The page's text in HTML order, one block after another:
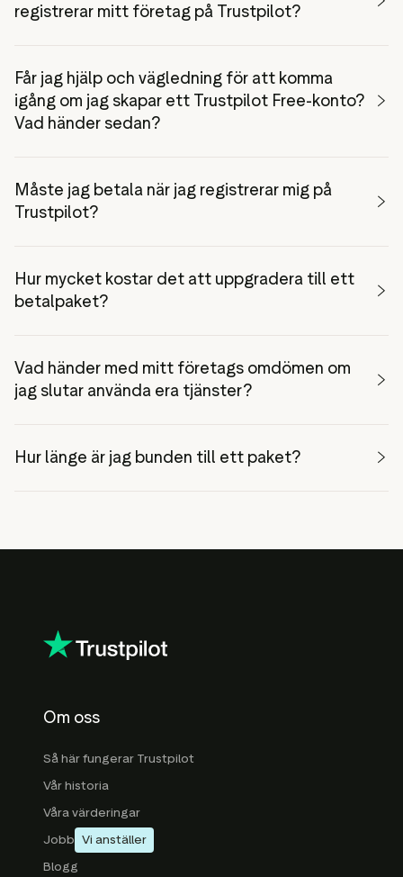
registrerar mitt företag på Trustpilot?
Får jag hjälp och vägledning för att komma
igång om jag skapar ett Trustpilot Free-konto?
Vad händer sedan?
här
Måste jag betala när jag registrerar mig på
Trustpilot?
Hur mycket kostar det att uppgradera till ett
betalpaket?
Vad händer med mitt företags omdömen om
jag slutar använda era tjänster?
Hur länge är jag bunden till ett paket?
Om oss
Så här fungerar Trustpilot
Vår historia
Våra värderingar
Jobb Vi anställer
Blogg